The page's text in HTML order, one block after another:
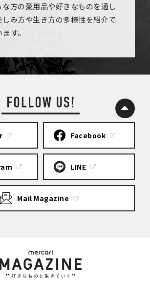
な方の愛用品や好きなものを通し
しみ方や生き方の多様性を紹介で
す。
Facebook
LINE
Mail Magazine